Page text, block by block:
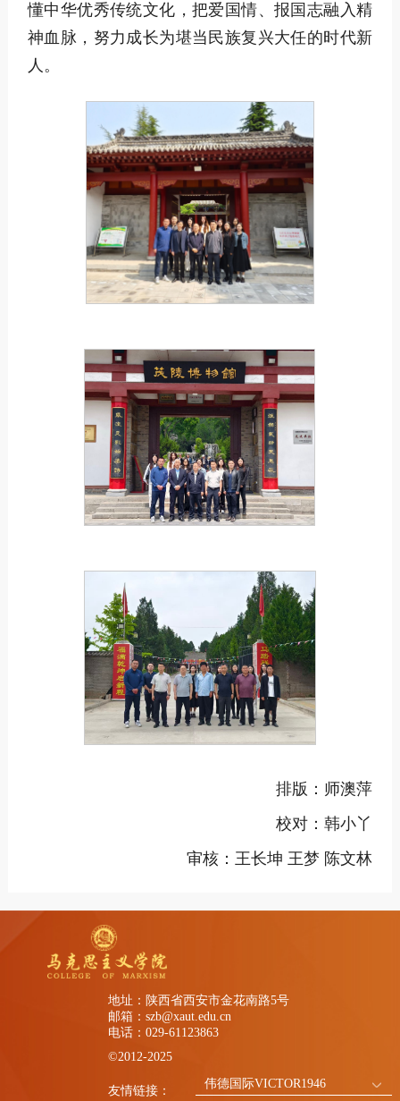
懂中华优秀传统文化，把爱国情、报国志融入精
神血脉，努力成长为堪当民族复兴大任的时代新
人。
排版：师澳萍
校对：韩小丫
审核：王长坤 王梦 陈文林
地址：陕西省西安市金花南路5号
邮箱：szb@xaut.edu.cn
电话：029-61123863
©2012-2025
友情链接：
伟德国际VICTOR1946